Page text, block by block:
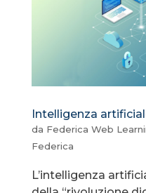
Intelligenza
da Federica Web
Federica
L’intelligenza